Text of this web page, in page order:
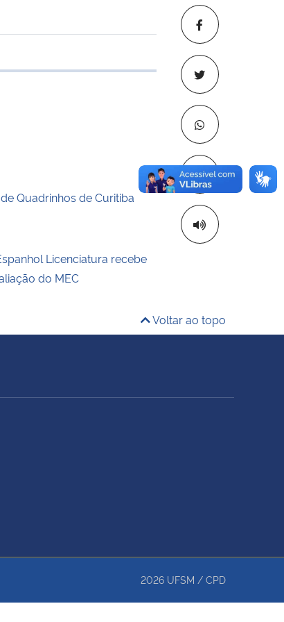
Copiar para
Quadrinhos de Curitiba
Licenciatura recebe
do MEC
Voltar ao topo
2026 UFSM / CPD